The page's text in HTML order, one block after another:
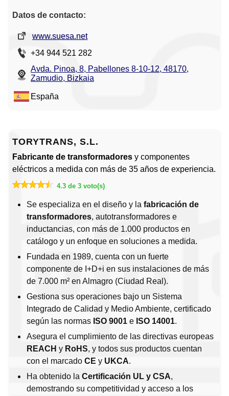
Datos de contacto:
www.suesa.net
+34 944 521 282
Avda. Pinoa, 8, Pabellones 8-10-12, 48170,
Zamudio, Bizkaia
España
TORYTRANS, S.L.
Fabricante de transformadores y componentes
eléctricos a medida con más de 35 años de experiencia.
4.3 de 3 voto(s)
Se especializa en el diseño y la fabricación de
transformadores, autotransformadores e
inductancias, con más de 1.000 productos en
catálogo y un enfoque en soluciones a medida.
Fundada en 1989, cuenta con un fuerte
componente de I+D+i en sus instalaciones de más
de 7.000 m² en Almagro (Ciudad Real).
Gestiona sus operaciones bajo un Sistema
Integrado de Calidad y Medio Ambiente, certificado
según las normas ISO 9001 e ISO 14001.
Asegura el cumplimiento de las directivas europeas
REACH y RoHS, y todos sus productos cuentan
con el marcado CE y UKCA.
Ha obtenido la Certificación UL y CSA,
demostrando su competitividad y acceso a los